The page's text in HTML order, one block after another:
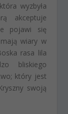
wyzbyła
akceptuje
pojawi się
wiary w
rasa lila
bliskiego
który jest
swoją